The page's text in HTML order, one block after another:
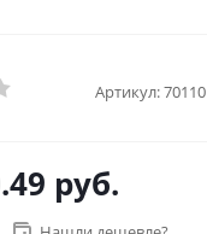
Артикул:70110
руб.